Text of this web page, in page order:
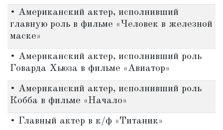
• Американский актер, исполнивший
главную роль в фильме «Человек в железной
маске»
• Американский актер, исполнивший роль
Говарда Хьюза в фильме «Авиатор»
• Американский актер, исполнивший роль
Кобба в фильме «Начало»
• Главный актер в к/ф «Титаник»